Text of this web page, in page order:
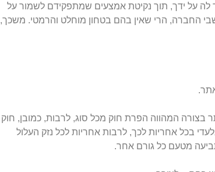
על ידך, תוך נקיטת אמצעים שמתפקידם לשמור על
החברה, הרי שאין בהם בטחון מוחלט והרמטי. משכך,
המהווה הפרת חוק מכל סוג, לרבות, כמובן, חוק
באופן בלעדי בכל אחריות לכך, לרבות אחריות לכל נזק העלול
מטעם כל גורם אחר.